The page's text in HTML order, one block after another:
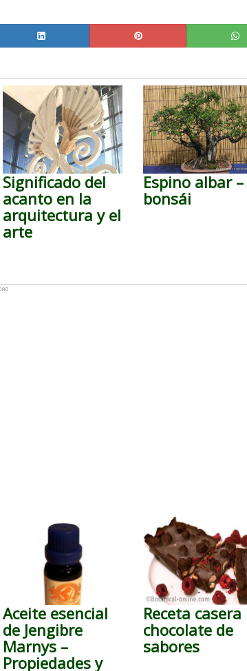
Significado del
acanto en la
arquitectura y el
arte
Espino albar –
bonsái
Aceite esencial
de Jengibre
Marnys –
Propiedades y
Receta casera
chocolate de
sabores